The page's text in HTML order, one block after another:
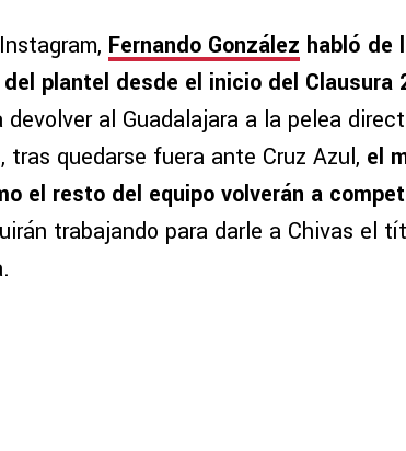
Fernando González habló de
plantel desde el inicio del Clausura
al Guadalajara a la pelea
tras quedarse fuera ante Cruz Azul, el
el resto del equipo volverán a
trabajando para darle a Chivas el